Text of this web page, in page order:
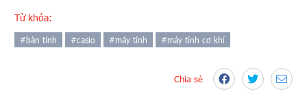
Từ khóa:
# bàn tính #casio #máy tính #máy tính cơ khí
Chia sẻ